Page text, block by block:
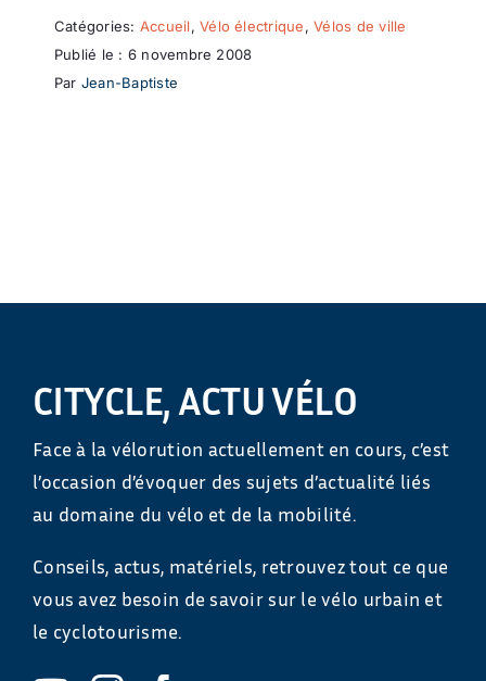
Catégories: Accueil,Vélo électrique,Vélos de ville
Publié le : 6 novembre 2008
Par Jean-Baptiste
CITYCLE, ACTU VÉLO
Face à la vélorution actuellement en cours, c’est
l’occasion d’évoquer des sujets d’actualité liés
au domaine du vélo et de la mobilité.
Conseils, actus, matériels, retrouvez tout ce que
vous avez besoin de savoir sur le vélo urbain et
le cyclotourisme.